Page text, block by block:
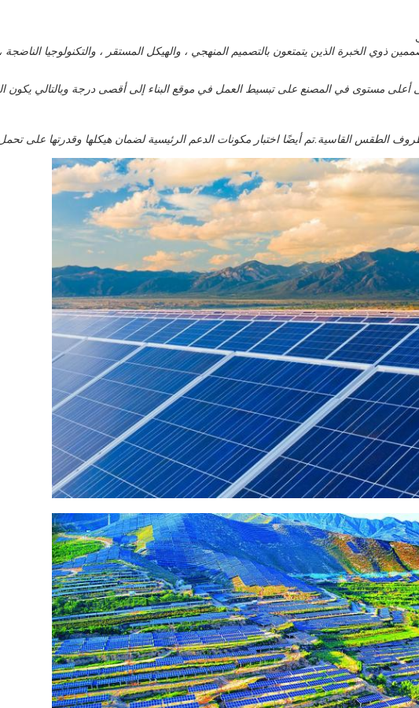
ذوي الخبرة الذين يتمتعون بالتصميم المنهجي ، والهيكل المستقر ، والتكنولوجيا
مستوى في المصنع على تبسيط العمل في موقع البناء إلى أقصى درجة وبالتالي يكون
الطقس القاسية.تم أيضًا اختبار مكونات الدعم الرئيسية لضمان هيكلها وقدرتها على تحمل